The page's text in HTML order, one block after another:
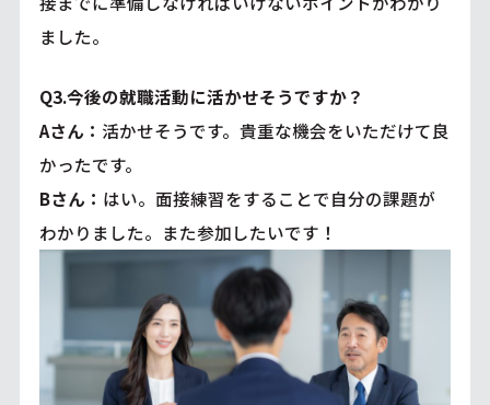
ました。
Q3.今後の就職活動に活かせそうですか？
Aさん： 活かせそうです。貴重な機会をいただけて良
かったです。
Bさん： はい。面接練習をすることで自分の課題が
わかりました。また参加したいです！